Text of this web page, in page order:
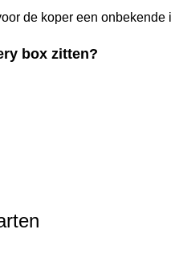
de koper een onbekende
box zitten?